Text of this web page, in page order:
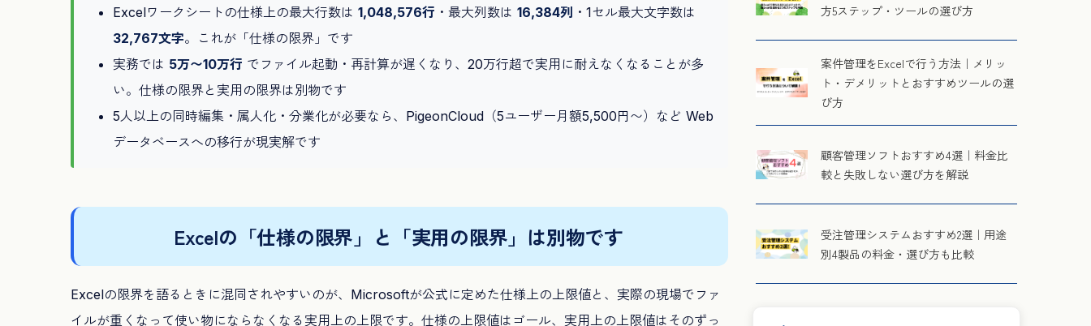
Excelワークシートの仕様上の最大行数は 1,048,576行 ・最大列数は 16,384列 ・1セル最大文字数は
32,767文字。これが「仕様の限界」です
実務では 5万〜10万行 でファイル起動・再計算が遅くなり、20万行超で実用に耐えなくなることが多
い。仕様の限界と実用の限界は別物です
5人以上の同時編集・属人化・分業化が必要なら、PigeonCloud（5ユーザー月額5,500円〜）など Web
データベースへの移行が現実解です
Excelの「仕様の限界」と「実用の限界」は別物です
Excelの限界を語るときに混同されやすいのが、Microsoftが公式に定めた仕様上の上限値と、実際の現場でファ
イルが重くなって使い物にならなくなる実用上の上限です。仕様の上限値はゴール、実用上の上限値はそのずっ
方5ステップ・ツールの選び方
案件管理をExcelで行う方法｜メリッ
ト・デメリットとおすすめツールの選
び方
顧客管理ソフトおすすめ4選｜料金比
較と失敗しない選び方を解説
受注管理システムおすすめ2選｜用途
別4製品の料金・選び方も比較